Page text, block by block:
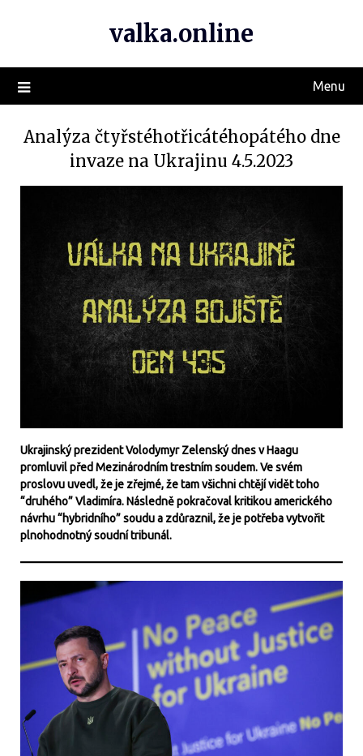
valka.online
Menu
Analýza čtyřstéhotřicátéhopátého dne
invaze na Ukrajinu 4.5.2023
Ukrajinský prezident Volodymyr Zelenský dnes v Haagu
promluvil před Mezinárodním trestním soudem. Ve svém
proslovu uvedl, že je zřejmé, že tam všichni chtějí vidět toho
“druhého” Vladimíra. Následně pokračoval kritikou amerického
návrhu “hybridního” soudu a zdůraznil, že je potřeba vytvořit
plnohodnotný soudní tribunál.